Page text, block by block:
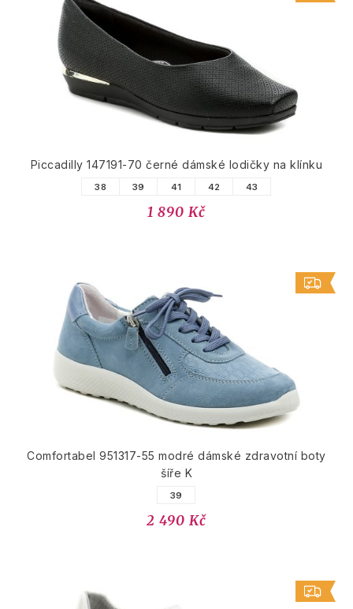
Piccadilly 147191-70 černé dámské lodičky na klínku
38 39 41 42 43
1 890 Kč
Comfortabel 951317-55 modré dámské zdravotní boty
šíře K
39
2 490 Kč